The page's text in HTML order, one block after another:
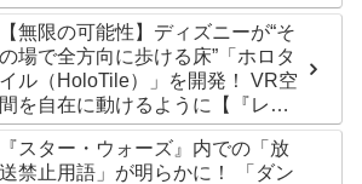
演、そして緻密すぎる演技力！ こ
れは女性の“自由意志”の物語［レビ
ュー＆解説］
【無限の可能性】ディズニーが“そ
の場で全方向に歩ける床”「ホロタ
イル（HoloTile）」を開発！ VR空
間を自在に動けるように【『レデ
ィプレ』実現への大きな一歩？】
『スター・ウォーズ』内での「放
送禁止用語」が明らかに！ 「ダン